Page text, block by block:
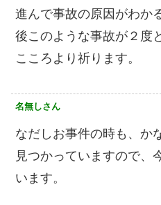
進んで事故の原因がわか
後このような事故が２度
こころより祈ります。
名無しさん
なだしお事件の時も、か
見つかっていますので、
います。